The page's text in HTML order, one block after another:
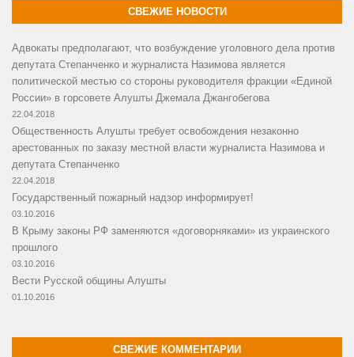
СВЕЖИЕ НОВОСТИ
Адвокаты предполагают, что возбуждение уголовного дела против
депутата Степанченко и журналиста Назимова является
политической местью со стороны руководителя фракции «Единой
России» в горсовете Алушты Джемала Джангобегова
22.04.2018
Общественность Алушты требует освобождения незаконно
арестованных по заказу местной власти журналиста Назимова и
депутата Степанченко
22.04.2018
Государственный пожарный надзор информирует!
03.10.2016
В Крыму законы РФ заменяются «договорняками» из украинского
прошлого
03.10.2016
Вести Русской общины Алушты
01.10.2016
СВЕЖИЕ КОММЕНТАРИИ